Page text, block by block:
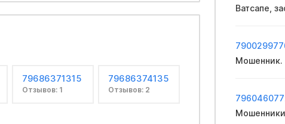
79686371315
Отзывов: 1
79686374135
Отзывов: 2
Ватсапе,
Мошенник.